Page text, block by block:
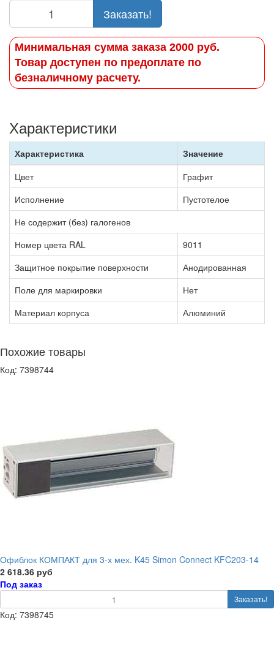
Заказать!
Минимальная сумма заказа 2000 руб.
Товар доступен по предоплате по
безналичному расчету.
Характеристики
Характеристика
Значение
Цвет
Графит
Исполнение
Пустотелое
Не содержит (без) галогенов
Номер цвета RAL
9011
Защитное покрытие поверхности
Анодированная
Поле для маркировки
Нет
Материал корпуса
Алюминий
Похожие товары
Код: 7398744
Офиблок КОМПАКТ для 3-х мех. K45 Simon Connect KFC203-14
2 618.36 руб
Под заказ
Заказать!
Код: 7398745